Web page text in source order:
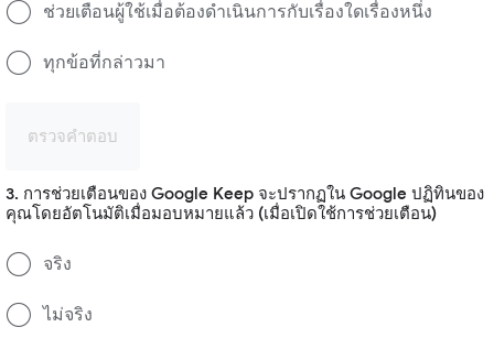
ช่วยเตือนผู้ใช้เมื่อต้องดำเนินการกับเรื่องใดเรื่องหนึ่ง
ทุกข้อที่กล่าวมา
ตรวจคำตอบ
3. การช่วยเตือนของ Google Keep จะปรากฏใน Google ปฏิทินของ
คุณโดยอัตโนมัติเมื่อมอบหมายแล้ว (เมื่อเปิดใช้การช่วยเตือน)
จริง
ไม่จริง